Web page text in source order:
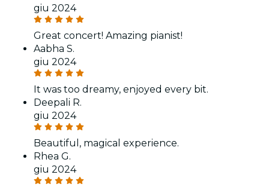
giu 2024
Great concert! Amazing pianist!
Aabha S.
giu 2024
It was too dreamy, enjoyed every bit.
Deepali R.
giu 2024
Beautiful, magical experience.
Rhea G.
giu 2024